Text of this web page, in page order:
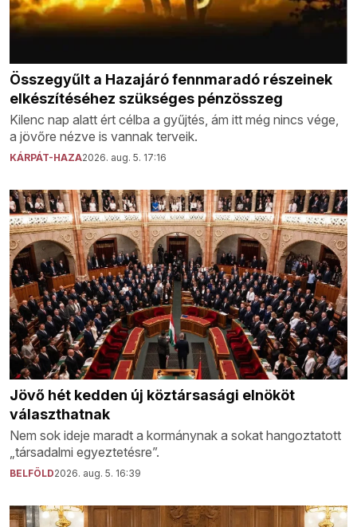
Összegyűlt a Hazajáró fennmaradó részeinek
elkészítéséhez szükséges pénzösszeg
Kilenc nap alatt ért célba a gyűjtés, ám itt még nincs vége,
a jövőre nézve is vannak terveik.
KÁRPÁT-HAZA2026. aug. 5. 17:16
Jövő hét kedden új köztársasági elnököt
választhatnak
Nem sok ideje maradt a kormánynak a sokat hangoztatott
„társadalmi egyeztetésre”.
BELFÖLD2026. aug. 5. 16:39